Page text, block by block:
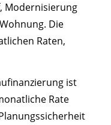
Modernisierung
Die
Raten,
ist
Rate